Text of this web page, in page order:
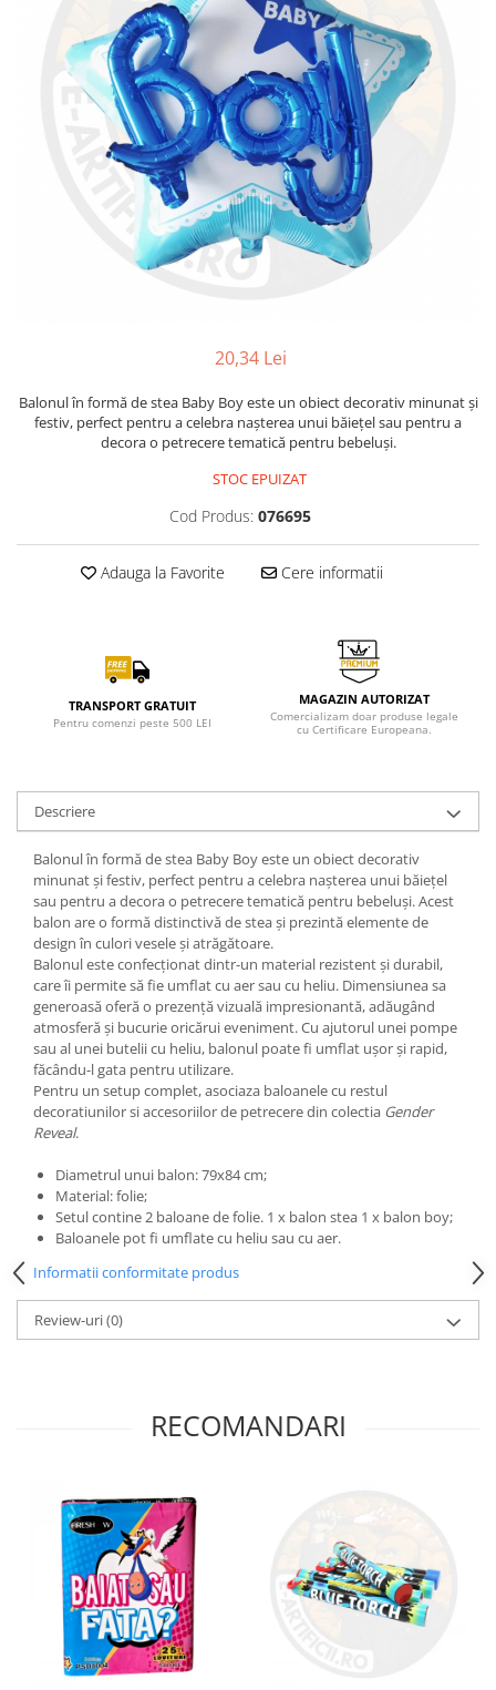
20,34 Lei
Balonul în formă de stea Baby Boy este un obiect decorativ minunat și
festiv, perfect pentru a celebra nașterea unui băiețel sau pentru a
decora o petrecere tematică pentru bebeluși.
STOC EPUIZAT
Cod Produs: 076695
Adauga la Favorite Cere informatii
TRANSPORT GRATUIT
Pentru comenzi peste 500 LEI
MAGAZIN AUTORIZAT
Comercializam doar produse legale
cu Certificare Europeana.
Descriere
Balonul în formă de stea Baby Boy este un obiect decorativ
minunat și festiv, perfect pentru a celebra nașterea unui băiețel
sau pentru a decora o petrecere tematică pentru bebeluși. Acest
balon are o formă distinctivă de stea și prezintă elemente de
design în culori vesele și atrăgătoare.
Balonul este confecționat dintr-un material rezistent și durabil,
care îi permite să fie umflat cu aer sau cu heliu. Dimensiunea sa
generoasă oferă o prezență vizuală impresionantă, adăugând
atmosferă și bucurie oricărui eveniment. Cu ajutorul unei pompe
sau al unei butelii cu heliu, balonul poate fi umflat ușor și rapid,
făcându-l gata pentru utilizare.
Pentru un setup complet, asociaza baloanele cu restul
decoratiunilor si accesoriilor de petrecere din colectia Gender
Reveal.
Diametrul unui balon: 79x84 cm;
Material: folie;
Setul contine 2 baloane de folie. 1 x balon stea 1 x balon boy;
Baloanele pot fi umflate cu heliu sau cu aer.
Informatii conformitate produs
Review-uri(0)
RECOMANDARI